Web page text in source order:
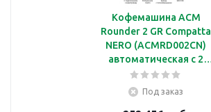
Кофемашина ACM
Rounder 2 GR Compatta
NERO (ACMRD002CN)
автоматическая с 2
группами
Под заказ